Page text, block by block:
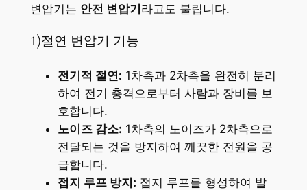
변압기는 안전 변압기라고도 불립니다.
1)절연 변압기 기능
전기적 절연: 1차측과 2차측을 완전히 분리
하여 전기 충격으로부터 사람과 장비를 보
호합니다.
노이즈 감소: 1차측의 노이즈가 2차측으로
전달되는 것을 방지하여 깨끗한 전원을 공
급합니다.
접지 루프 방지: 접지 루프를 형성하여 발